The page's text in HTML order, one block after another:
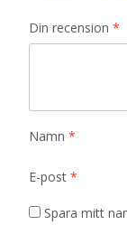
Din recension *
Namn *
E-post *
Spara mitt